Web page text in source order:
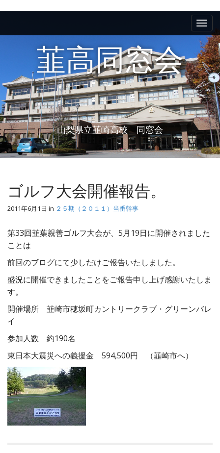
e
n
u
i
c
n
t
e
n
t
韮高同窓会
山梨県立韮崎高校 同窓会
ゴルフ大会開催報告。
2011年6月1日 in ２５期（２０１１）当番幹事
第33回韮葉親善ゴルフ大会が、5月19日に開催されました
ことは
前回のブログにて少しだけご報告いたしました。
盛況に開催できましたことをご報告申し上げ感謝いたしま
す。
開催場所 韮崎市穂坂町カントリークラブ・グリーンバレ
イ
参加人数 約190名
東日本大震災への義援金 594,500円 （韮崎市へ）